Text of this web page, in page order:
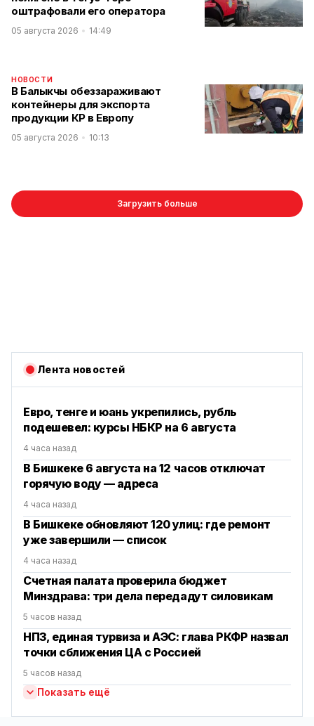
оштрафовали его оператора
05 августа 2026 14:49
НОВОСТИ
В Балыкчы обеззараживают
контейнеры для экспорта
продукции КР в Европу
05 августа 2026 10:13
Загрузить больше
Лента новостей
Евро, тенге и юань укрепились, рубль
подешевел: курсы НБКР на 6 августа
4 часа назад
В Бишкеке 6 августа на 12 часов отключат
горячую воду — адреса
4 часа назад
В Бишкеке обновляют 120 улиц: где ремонт
уже завершили — список
4 часа назад
Счетная палата проверила бюджет
Минздрава: три дела передадут силовикам
5 часов назад
НПЗ, единая турвиза и АЭС: глава РКФР назвал
точки сближения ЦА с Россией
5 часов назад
Показать ещё